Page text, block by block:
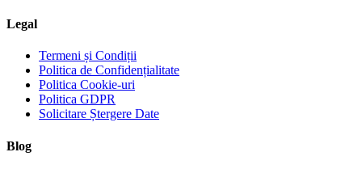
Legal
Termeni și Condiții
Politica de Confidențialitate
Politica Cookie-uri
Politica GDPR
Solicitare Ștergere Date
Blog